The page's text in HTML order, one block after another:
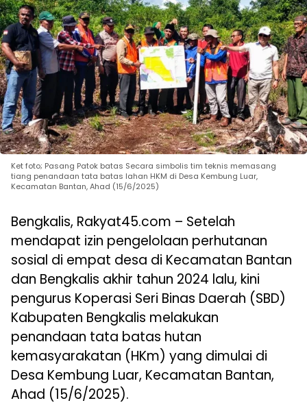
Ket foto; Pasang Patok batas Secara simbolis tim teknis memasang
tiang penandaan tata batas lahan HKM di Desa Kembung Luar,
Kecamatan Bantan, Ahad (15/6/2025)
Bengkalis, Rakyat45.com – Setelah
mendapat izin pengelolaan perhutanan
sosial di empat desa di Kecamatan Bantan
dan Bengkalis akhir tahun 2024 lalu, kini
pengurus Koperasi Seri Binas Daerah (SBD)
Kabupaten Bengkalis melakukan
penandaan tata batas hutan
kemasyarakatan (HKm) yang dimulai di
Desa Kembung Luar, Kecamatan Bantan,
Ahad (15/6/2025).